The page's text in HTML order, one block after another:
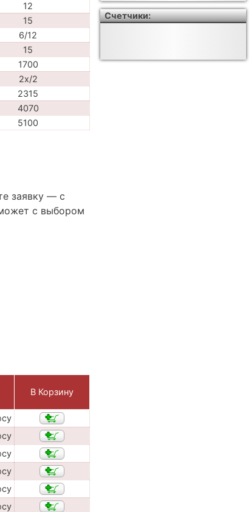
12
15
6/12
15
1700
2x/2
2315
4070
5100
заявку — с
с выбором
В Корзину
Счетчики: